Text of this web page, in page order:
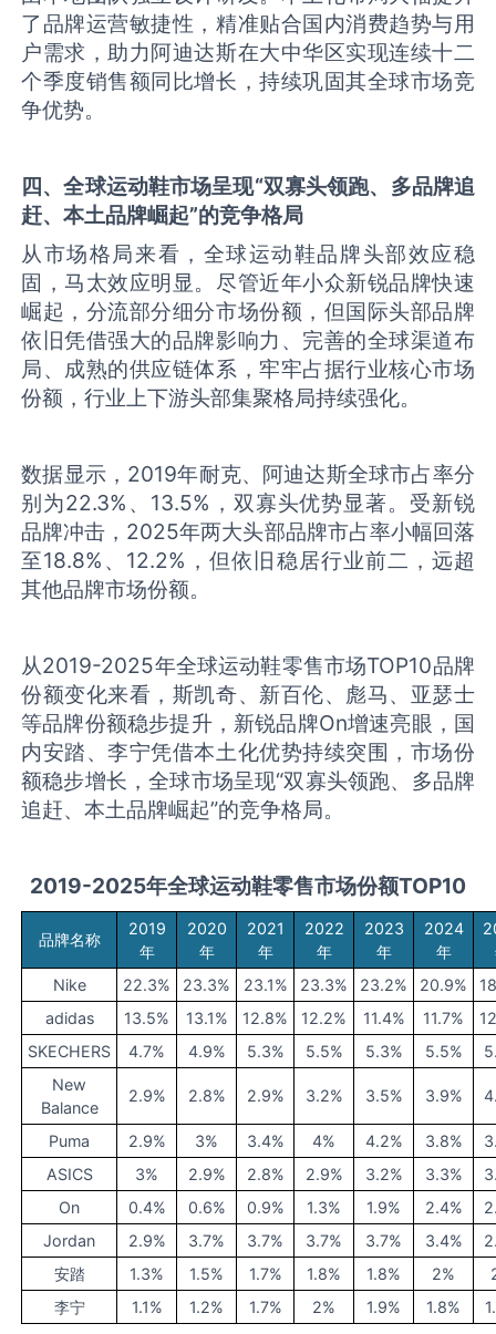
了品牌运营敏捷性，精准贴合国内消费趋势与用
户需求，助力阿迪达斯在大中华区实现连续十二
个季度销售额同比增长，持续巩固其全球市场竞
争优势。
四、全球运动鞋市场呈现“双寡头领跑、多品牌追
赶、本土品牌崛起”的竞争格局
从市场格局来看，全球运动鞋品牌头部效应稳
固，马太效应明显。尽管近年小众新锐品牌快速
崛起，分流部分细分市场份额，但国际头部品牌
依旧凭借强大的品牌影响力、完善的全球渠道布
局、成熟的供应链体系，牢牢占据行业核心市场
份额，行业上下游头部集聚格局持续强化。
数据显示，2019年耐克、阿迪达斯全球市占率分
别为22.3%、13.5%，双寡头优势显著。受新锐
品牌冲击，2025年两大头部品牌市占率小幅回落
至18.8%、12.2%，但依旧稳居行业前二，远超
其他品牌市场份额。
从2019-2025年全球运动鞋零售市场TOP10品牌
份额变化来看，斯凯奇、新百伦、彪马、亚瑟士
等品牌份额稳步提升，新锐品牌On增速亮眼，国
内安踏、李宁凭借本土化优势持续突围，市场份
额稳步增长，全球市场呈现“双寡头领跑、多品牌
追赶、本土品牌崛起”的竞争格局。
2019-2025年全球运动鞋零售市场份额TOP10
品牌名称
2019
年
2020
年
2021
年
2022
年
2023
年
2024
年
Nike
22.3% 23.3% 23.1% 23.3% 23.2% 20.9%
adidas
13.5% 13.1% 12.8% 12.2% 11.4% 11.7%
SKECHERS
4.7% 4.9% 5.3% 5.5% 5.3% 5.5%
New
Balance
2.9% 2.8% 2.9% 3.2% 3.5% 3.9%
Puma 2.9% 3% 3.4% 4% 4.2% 3.8%
ASICS
3% 2.9% 2.8% 2.9% 3.2% 3.3%
On
0.4% 0.6% 0.9% 1.3% 1.9% 2.4%
Jordan
2.9% 3.7% 3.7% 3.7% 3.7% 3.4%
安踏
1.3% 1.5% 1.7% 1.8% 1.8% 2%
李宁
1.1% 1.2% 1.7% 2% 1.9% 1.8%